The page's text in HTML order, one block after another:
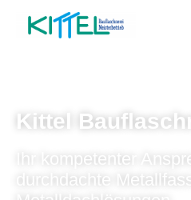
Kittel
Ihr kompetenter
durchdachte